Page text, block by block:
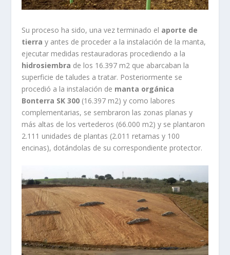
Su proceso ha sido, una vez terminado el aporte de
tierra y antes de proceder a la instalación de la manta,
ejecutar medidas restauradoras procediendo a la
hidrosiembra de los 16.397 m2 que abarcaban la
superficie de taludes a tratar. Posteriormente se
procedió a la instalación de manta orgánica
Bonterra SK 300 (16.397 m2) y como labores
complementarias, se sembraron las zonas planas y
más altas de los vertederos (66.000 m2) y se plantaron
2.111 unidades de plantas (2.011 retamas y 100
encinas), dotándolas de su correspondiente protector.